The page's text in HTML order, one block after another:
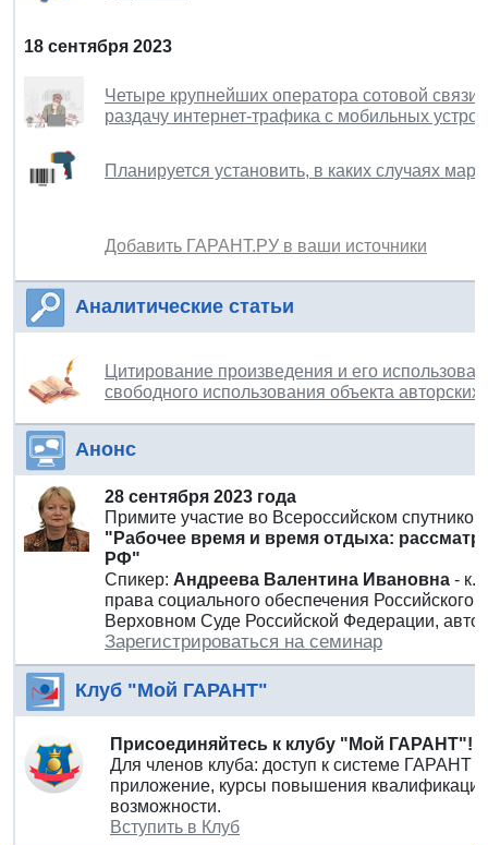
18 сентября 2023
Четыре крупнейших оператора сотовой связи
раздачу интернет-трафика с мобильных
Планируется установить, в каких случаях
Добавить ГАРАНТ.РУ в ваши источники
Аналитические статьи
Цитирование произведения и его
свободного использования объекта авторских
Анонс
28 сентября 2023 года
Примите участие во Всероссийском
"Рабочее время и время отдыха:
РФ"
Спикер: Андреева Валентина Ивановна -
права социального обеспечения Российского
Верховном Суде Российской Федерации,
Зарегистрироваться на семинар
Клуб "Мой ГАРАНТ"
Присоединяйтесь к клубу "Мой ГАРАНТ"!
Для членов клуба: доступ к системе ГАРАНТ
приложение, курсы повышения
возможности.
Вступить в Клуб